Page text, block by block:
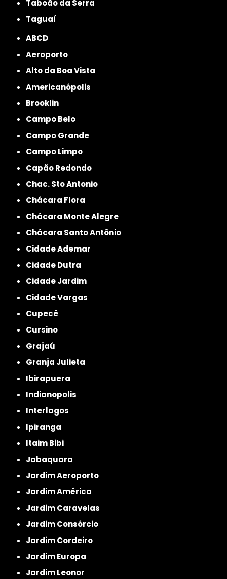
Taboão da Serra
Taguaí
ABCD
Aeroporto
Alto da Boa Vista
Americanópolis
Brooklin
Campo Belo
Campo Grande
Campo Limpo
Capão Redondo
Chac. Sto Antonio
Chácara Flora
Chácara Monte Alegre
Chácara Santo Antônio
Cidade Ademar
Cidade Dutra
Cidade Jardim
Cidade Vargas
Cupecê
Cursino
Grajaú
Granja Julieta
Ibirapuera
Indianopolis
Interlagos
Ipiranga
Itaim Bibi
Jabaquara
Jardim Aeroporto
Jardim América
Jardim Caravelas
Jardim Consórcio
Jardim Cordeiro
Jardim Europa
Jardim Leonor